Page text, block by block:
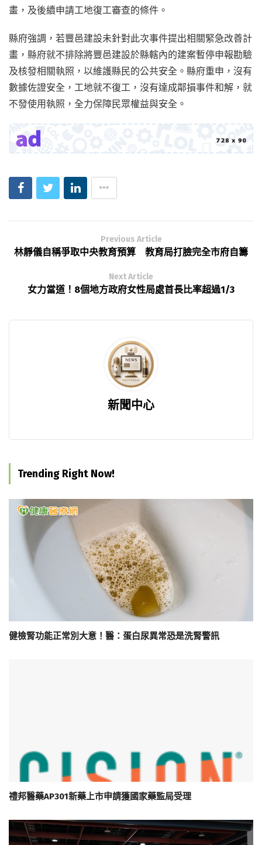
畫，及後續申請工地復工審查的條件。
縣府強調，若豐邑建設未針對此次事件提出相關緊急改善計
畫，縣府就不排除將豐邑建設於縣轄內的建案暫停申報勘驗
及核發相關執照，以維護縣民的公共安全。縣府重申，沒有
數據佐證安全，工地就不復工，沒有達成鄰損事件和解，就
不發使用執照，全力保障民眾權益與安全。
Previous Article
林靜儀自稱爭取中央教育預算 教育局打臉完全市府自籌
Next Article
女力當道！8個地方政府女性局處首長比率超過1/3
新聞中心
Trending Right Now!
健檢腎功能正常別大意！醫：蛋白尿異常恐是洗腎警訊
禮邦醫藥AP301新藥上市申請獲國家藥監局受理